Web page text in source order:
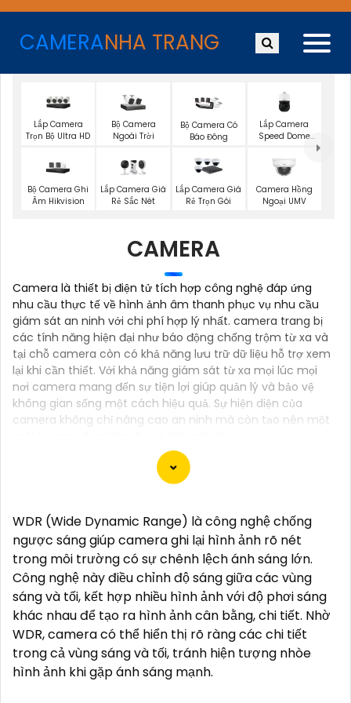
CAMERANHA TRANG
Lắp Camera
Trọn Bộ Ultra HD
Bộ Camera
Ngoài Trời
Bộ Camera Có
Báo Đông
Lắp Camera
Speed Dome
Bộ Camera Ghi
Âm Hikvision
Lắp Camera Giá
Rẻ Sắc Nét
Lắp Camera Giá
Rẻ Trọn Gói
Camera Hồng
Ngoại UMV
CAMERA
Camera là thiết bị điện tử tích hợp công nghệ đáp ứng
nhu cầu thực tế về hình ảnh âm thanh phục vụ nhu cầu
giám sát an ninh với chi phí hợp lý nhất. camera trang bị
các tính năng hiện đại như báo động chống trộm từ xa và
tại chỗ camera còn có khả năng lưu trữ dữ liệu hỗ trợ xem
lại khi cần thiết. Với khả năng giám sát từ xa mọi lúc mọi
nơi camera mang đến sự tiện lợi giúp quản lý và bảo vệ
không gian sống một cách hiệu quả. Sự hiện diện của
camera không chỉ nâng cao an ninh mà còn tạo nên một
Chắc chắn! Dưới đây là một số tư vấn và giới thiệu về
Camera Giá Rẻ Thiết Bị An Ninh Chính Hãng mà bạn
có thể xem xét:
1:**Camera IP Wifi Ezviz C6CN**: - Camera IP PTZ
xoay 360 độ, góc quay rộng. - Độ phân giải Full HD
1080p. - Hỗ trợ kết nối không dây WiFi. - Tích hợp
công nghệ hồng ngoại thông minh. - Phù hợp để
theo dõi khoảng cách xa.
📽2:**Camera Hikvision DS-2CD1021-I**: - Camera
WDR (Wide Dynamic Range) là công nghệ chống
ngược sáng giúp camera ghi lại hình ảnh rõ nét
trong môi trường có sự chênh lệch ánh sáng lớn.
Công nghệ này điều chỉnh độ sáng giữa các vùng
sáng và tối, kết hợp nhiều hình ảnh với độ phơi sáng
khác nhau để tạo ra hình ảnh cân bằng, chi tiết. Nhờ
WDR, camera có thể hiển thị rõ ràng các chi tiết
trong cả vùng sáng và tối, tránh hiện tượng nhòe
hình ảnh khi gặp ánh sáng mạnh.